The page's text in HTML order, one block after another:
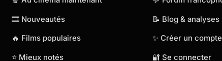
🎞️ Nouveautés
🔥 Films populaires
⭐ Mieux notés
📝 Blog & analyses
✨ Créer un compte
🔐 Se connecter